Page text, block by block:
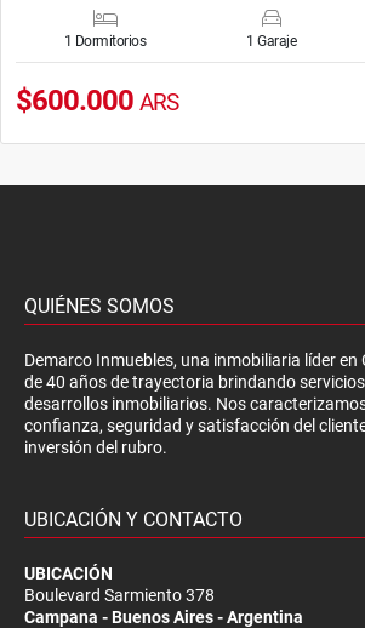
1 Dormitorios 1 Garaje
$600.000 ARS
QUIÉNES SOMOS
Demarco Inmuebles, una inmobiliaria líder en
de 40 años de trayectoria brindando
desarrollos inmobiliarios. Nos
confianza, seguridad y satisfacción del
inversión del rubro.
UBICACIÓN Y CONTACTO
UBICACIÓN
Boulevard Sarmiento 378
Campana - Buenos Aires - Argentina